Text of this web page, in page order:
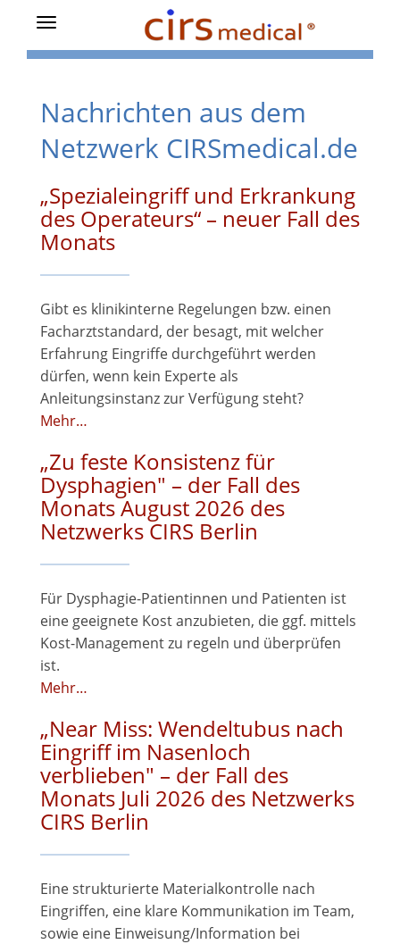
Toggle
navigation
Nachrichten aus dem
Netzwerk CIRSmedical.de
„Spezialeingriff und Erkrankung
des Operateurs“ – neuer Fall des
Monats
Gibt es klinikinterne Regelungen bzw. einen
Facharztstandard, der besagt, mit welcher
Erfahrung Eingriffe durchgeführt werden
dürfen, wenn kein Experte als
Anleitungsinstanz zur Verfügung steht?
Mehr…
„Zu feste Konsistenz für
Dysphagien" – der Fall des
Monats August 2026 des
Netzwerks CIRS Berlin
Für Dysphagie-Patientinnen und Patienten ist
eine geeignete Kost anzubieten, die ggf. mittels
Kost-Management zu regeln und überprüfen
ist.
Mehr…
„Near Miss: Wendeltubus nach
Eingriff im Nasenloch
verblieben" – der Fall des
Monats Juli 2026 des Netzwerks
CIRS Berlin
Eine strukturierte Materialkontrolle nach
Eingriffen, eine klare Kommunikation im Team,
sowie eine Einweisung/Information bei